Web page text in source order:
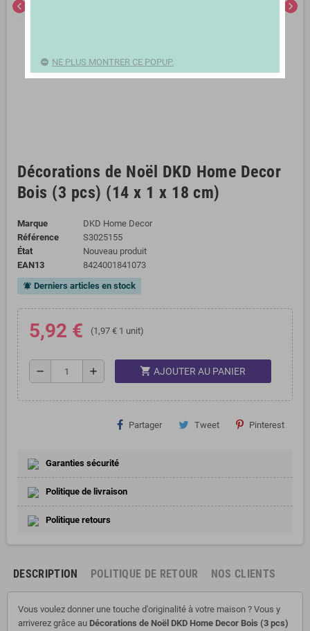
chevron_left chevron_right
Décorations de Noël DKD Home Decor
Bois (3 pcs) (14 x 1 x 18 cm)
Marque
DKD Home Decor
Référence
S3025155
État
Nouveau produit
EAN13
8424001841073
notifications_active Derniers articles en stock
5,92 € (1,97 € 1 unit)
remove add shopping_cart AJOUTER AU PANIER
Partager Tweet Pinterest
Garanties sécurité
Politique de livraison
Politique retours
DESCRIPTION POLITIQUE DE RETOUR NOS CLIENTS
Vous voulez donner une touche d'originalité à votre maison ? Vous y
arriverez grâce au Décorations de Noël DKD Home Decor Bois (3 pcs)
NE PLUS MONTRER CE POPUP.